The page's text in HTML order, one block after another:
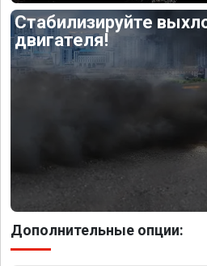
Стабилизируйте
двигателя!
Дополнительные опции: